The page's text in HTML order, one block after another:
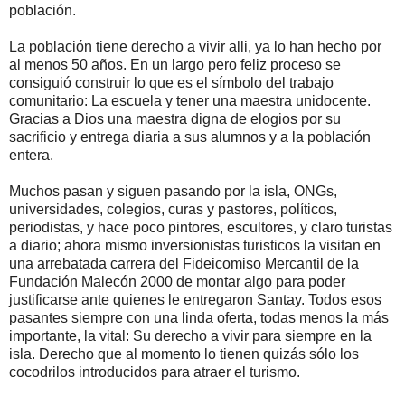
población.
La población tiene derecho a vivir alli, ya lo han hecho por
al menos 50 años. En un largo pero feliz proceso se
consiguió construir lo que es el símbolo del trabajo
comunitario: La escuela y tener una maestra unidocente.
Gracias a Dios una maestra digna de elogios por su
sacrificio y entrega diaria a sus alumnos y a la población
entera.
Muchos pasan y siguen pasando por la isla, ONGs,
universidades, colegios, curas y pastores, políticos,
periodistas, y hace poco pintores, escultores, y claro turistas
a diario; ahora mismo inversionistas turisticos la visitan en
una arrebatada carrera del Fideicomiso Mercantil de la
Fundación Malecón 2000 de montar algo para poder
justificarse ante quienes le entregaron Santay. Todos esos
pasantes siempre con una linda oferta, todas menos la más
importante, la vital: Su derecho a vivir para siempre en la
isla. Derecho que al momento lo tienen quizás sólo los
cocodrilos introducidos para atraer el turismo.